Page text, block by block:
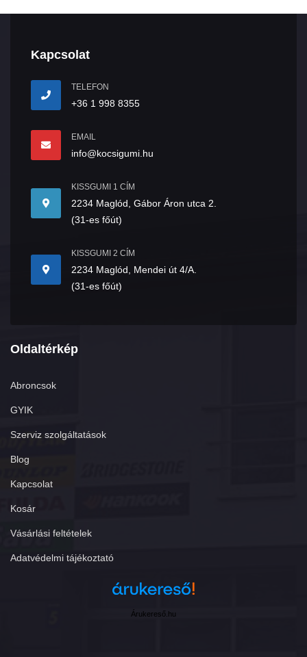
Kapcsolat
TELEFON
+36 1 998 8355
EMAIL
info@kocsigumi.hu
KISSGUMI 1 CÍM
2234 Maglód, Gábor Áron utca 2.
(31-es főút)
KISSGUMI 2 CÍM
2234 Maglód, Mendei út 4/A.
(31-es főút)
Oldaltérkép
Abroncsok
GYIK
Szerviz szolgáltatások
Blog
Kapcsolat
Kosár
Vásárlási feltételek
Adatvédelmi tájékoztató
Árukereső.hu